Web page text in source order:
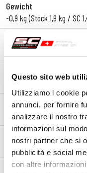
Questo sito web
Utilizziamo i cookie
annunci, per fornire
analizzare il nostro
informazioni sul
nostri partner che si
pubblicità e social
con altre
Gewicht
-0,9 kg (Stock 1,9 kg / SC
Typ
Slip-On
Titan
Keramische
Matt Schwarz
Endkappenmaterial
Kohlefaser
Einlass Material